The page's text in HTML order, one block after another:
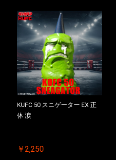
KUFC 50 スニゲーター EX 正
体 涙
￥2,250